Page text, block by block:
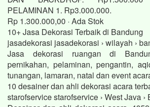
PELAMINAN 1. Rp3.000.000.
Rp 1.300.000,00 · ‎Ada Stok
10+ Jasa Dekorasi Terbaik di Bandung
jasadekorasi jasadekorasi › wilayah ›
Jasa dekorasi ruangan di
pernikahan, pelaminan, pengantin,
tunangan, lamaran, natal dan event
10 desainer dan ahli dekorasi acara
starofservice starofservice › West Java ›